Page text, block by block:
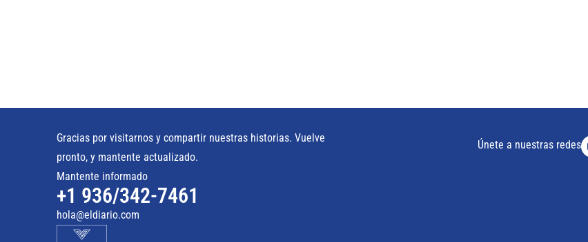
Gracias por visitarnos y compartir nuestras historias. Vuelve
pronto, y mantente actualizado.
Mantente informado
+1 936/342-7461
hola@eldiario.com
Únete a nuestras redes